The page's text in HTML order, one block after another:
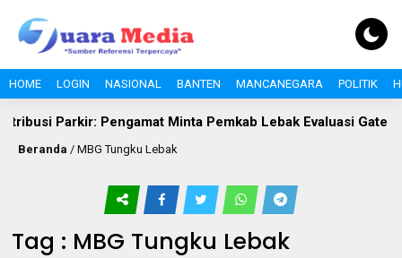
HOME LOGIN NASIONAL BANTEN MANCANEGARA POLITIK
Parkir: Pengamat Minta Pemkab Lebak Evaluasi Gate di
Beranda / MBG Tungku Lebak
Tag : MBG Tungku Lebak